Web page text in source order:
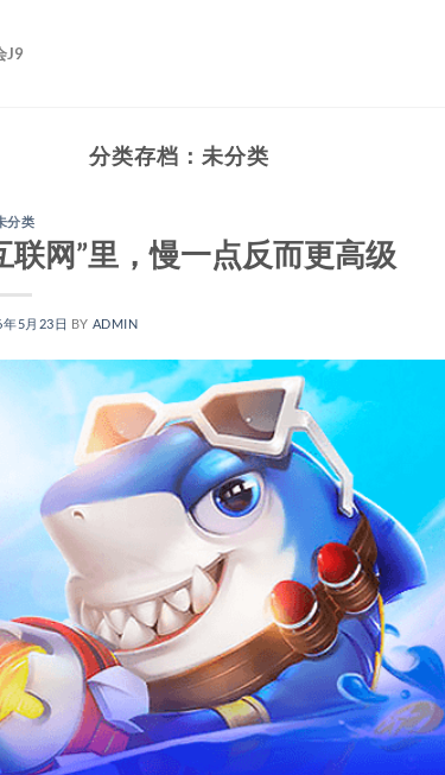
J9
分类存档： 未分类
分类
网”里，慢一点反而更高级
年5月23日 BY ADMIN